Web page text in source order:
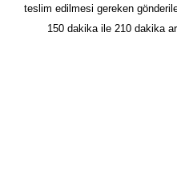
teslim edilmesi gereken
150 dakika ile 210 dakika